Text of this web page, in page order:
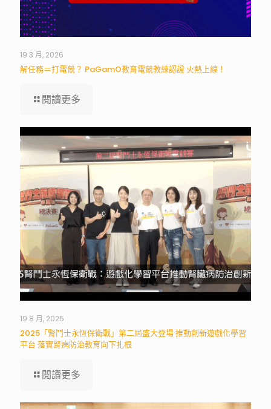
19 3 月, 2026
解任務＝打電競？ PaGamO教育電競教練認證 火熱上線！
閱讀更多
19 8 月, 2025
2025「腎鬥士永恆保衛戰」第二屆盛大登場 推動創新遊戲化學習
平台 落實腎病防治教育向下扎根
閱讀更多